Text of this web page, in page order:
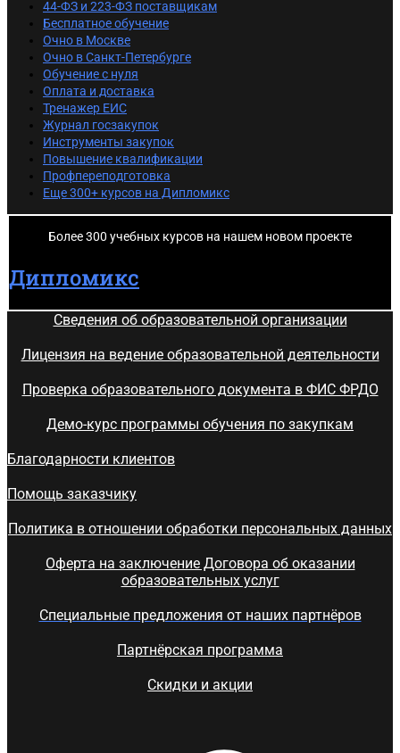
44-ФЗ и 223-ФЗ поставщикам
Бесплатное обучение
Очно в Москве
Очно в Санкт-Петербурге
Обучение с нуля
Оплата и доставка
Тренажер ЕИС
Журнал госзакупок
Инструменты закупок
Повышение квалификации
Профпереподготовка
Еще 300+ курсов на Дипломикс
Более 300 учебных курсов на нашем новом проекте
Дипломикс
Сведения об образовательной организации
Лицензия на ведение образовательной деятельности
Проверка образовательного документа в ФИС ФРДО
Демо-курс программы обучения по закупкам
Благодарности клиентов
Помощь заказчику
Политика в отношении обработки персональных данных
Оферта на заключение Договора об оказании
образовательных услуг
Специальные предложения от наших партнёров
Партнёрская программа
Скидки и акции